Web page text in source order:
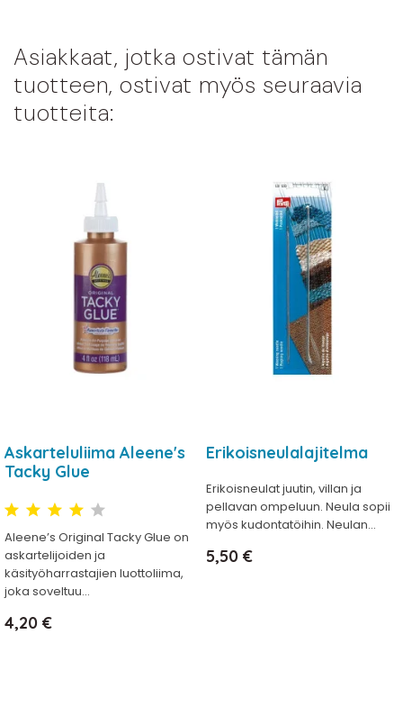
Asiakkaat, jotka ostivat tämän
tuotteen, ostivat myös seuraavia
tuotteita:
Askarteluliima Aleene's
Tacky Glue
Aleene’s Original Tacky Glue on
askartelijoiden ja
käsityöharrastajien luottoliima,
joka soveltuu...
Hinta
4,20 €
Erikoisneulalajitelma
Erikoisneulat juutin, villan ja
pellavan ompeluun. Neula sopii
myös kudontatöihin. Neulan...
Hinta
5,50 €